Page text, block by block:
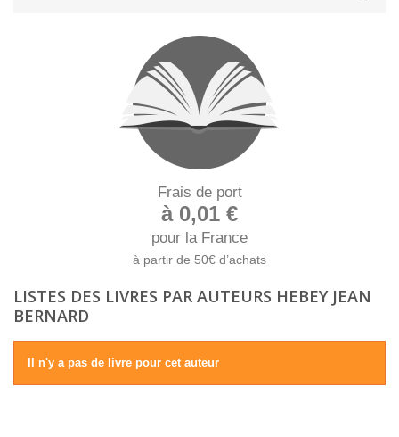
Frais de port
à 0,01 €
pour la France
à partir de 50€ d’achats
LISTES DES LIVRES PAR AUTEURS HEBEY JEAN
BERNARD
Il n'y a pas de livre pour cet auteur